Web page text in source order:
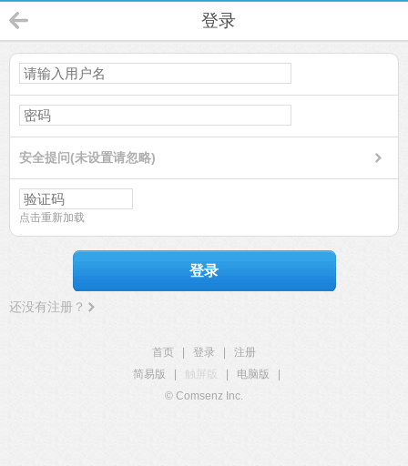
登录
安全提问(未设置请忽略)
点击重新加载
登录
还没有注册？
首页 登录
注册
简易版
触屏版 电脑版
© Comsenz Inc.